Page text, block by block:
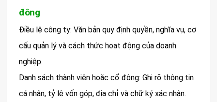
đông
Điều lệ công ty: Văn bản quy định quyền, nghĩa vụ, cơ
cấu quản lý và cách thức hoạt động của doanh
nghiệp.
Danh sách thành viên hoặc cổ đông: Ghi rõ thông tin
cá nhân, tỷ lệ vốn góp, địa chỉ và chữ ký xác nhận.